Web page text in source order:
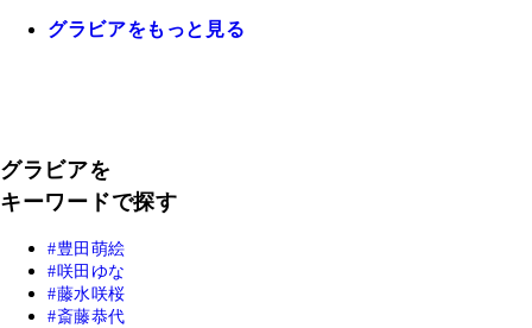
グラビアをもっと見る
グラビアを
キーワードで探す
豊田萌絵
咲田ゆな
藤水咲桜
斎藤恭代